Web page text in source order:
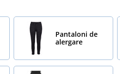
Pantaloni de
alergare